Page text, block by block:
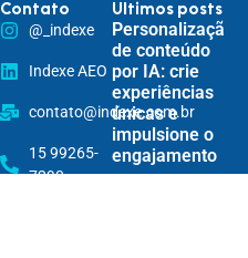
Contato
@_indexe
Indexe AEO
contato@indexe.com.br
15 99265-
7290
Ultimos posts
Personalização
de conteúdo
por IA: crie
experiências
únicas e
impulsione o
engajamento